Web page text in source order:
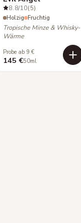
8.8/10(5)
Holzig Fruchtig
Tropische Minze & Whisky-
Wärme
Probe ab 9 €
145 €50ml